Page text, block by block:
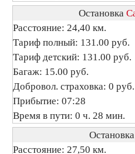
Остановка
Расстояние: 24,40 км.
Тариф полный: 131.00 руб.
Тариф детский: 131.00 руб.
Багаж: 15.00 руб.
Добровол. страховка: 0 руб.
Прибытие: 07:28
Время в пути: 0 ч. 28 мин.
Остановка
Расстояние: 27,50 км.